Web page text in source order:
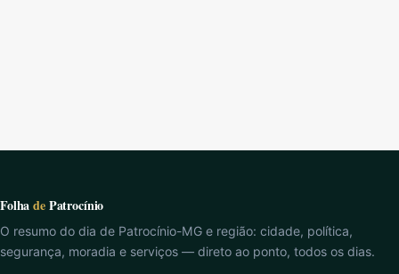
FolhadePatrocínio
O resumo do dia de Patrocínio-MG e região: cidade, política,
segurança, moradia e serviços — direto ao ponto, todos os dias.